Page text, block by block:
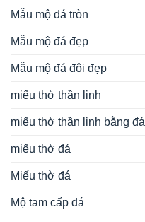
Mẫu mộ đá tròn
Mẫu mộ đá đẹp
Mẫu mộ đá đôi đẹp
miếu thờ thần linh
miếu thờ thần linh bằng đá
miếu thờ đá
Miếu thờ đá
Mộ tam cấp đá